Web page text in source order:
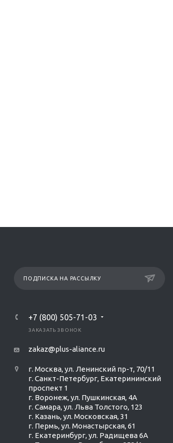
ПОДПИСКА НА РАССЫЛКУ
+7 (800) 505-71-03
ЗАКАЗАТЬ ЗВОНОК
zakaz@plus-aliance.ru
г. Москва, ул. Ленинский пр-т, 70/11
г. Санкт-Петербург, Екатерининский
проспект 1
г. Воронеж, ул. Пушкинская, 4А
г. Самара, ул. Льва Толстого, 123
г. Казань, ул. Московская, 31
г. Пермь, ул. Монастырская, 61
г. Екатеринбург, ул. Радищева 6А